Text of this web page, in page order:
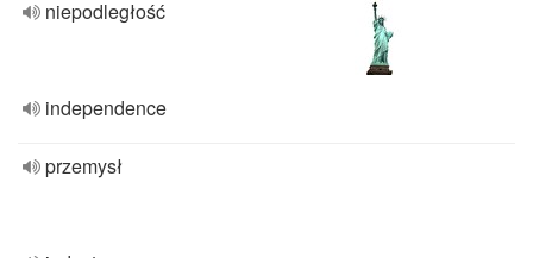
niepodległość
independence
przemysł